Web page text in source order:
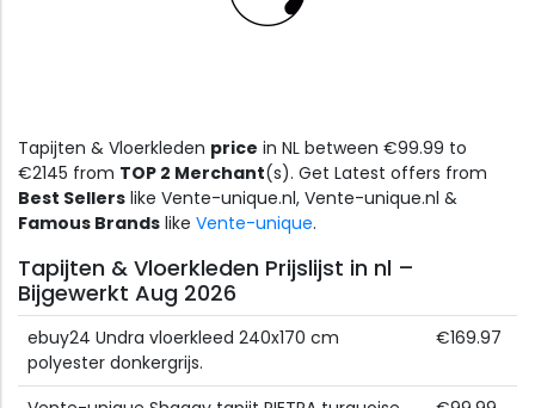
Tapijten & Vloerkleden price in NL between €99.99 to
€2145 from TOP 2 Merchant(s). Get Latest offers from
Best Sellers like Vente-unique.nl, Vente-unique.nl &
Famous Brands like Vente-unique.
Tapijten & Vloerkleden Prijslijst in nl –
Bijgewerkt Aug 2026
ebuy24 Undra vloerkleed 240x170 cm
polyester donkergrijs.
€169.97